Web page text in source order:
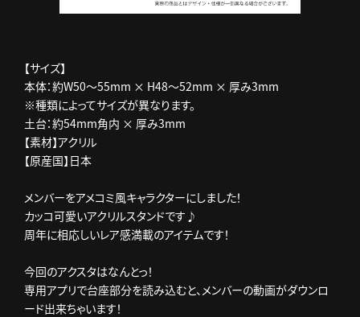
【サイズ】
本体：約W50～55mm × H48～52mm × 厚み3mm
※種類によってサイズが異なります。
土台：約54mm角内 × 厚み3mm
【素材】アクリル
【原産国】日本
メンバーをアメコミ風キャラクターにしました！
カッコ可愛いアクリルスタンドです♪
周年に相応しいレア感満載のアイテムです！
今回のアクスタはなんとっ！
専用アプリで台座部分を読み込むと、メンバーの動画がダウンロ
ード出来ちゃいます！